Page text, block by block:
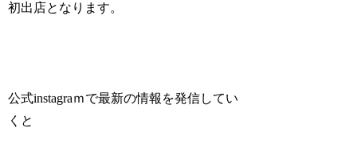
初出店となります。
公式instagraｍで最新の情報を発信してい
くと